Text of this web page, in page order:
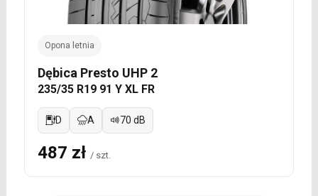
Opona letnia
Dębica Presto UHP 2
235/35 R19 91 Y XL FR
D A 70 dB
487 zł / szt.